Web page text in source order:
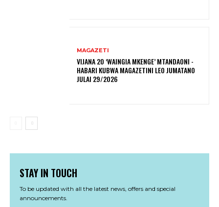
MAGAZETI
VIJANA 20 ‘WAINGIA MKENGE’ MTANDAONI -
HABARI KUBWA MAGAZETINI LEO JUMATANO
JULAI 29/2026
STAY IN TOUCH
To be updated with all the latest news, offers and special
announcements.